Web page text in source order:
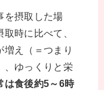
を摂取した場
時に比べて、
え（＝つまり
、ゆっくりと栄
は食後約5～6時